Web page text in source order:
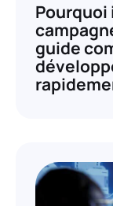
Pourquoi
guide